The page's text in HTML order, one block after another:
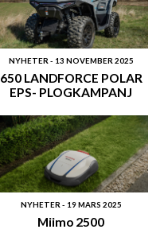
NYHETER - 13 NOVEMBER 2025
650 LANDFORCE POLAR
EPS- PLOGKAMPANJ
NYHETER - 19 MARS 2025
Miimo 2500